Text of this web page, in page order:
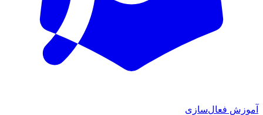
آموزش فعال‌سازی